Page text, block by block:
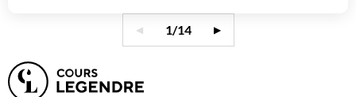
◀ 1/14 ▶
Page suivante